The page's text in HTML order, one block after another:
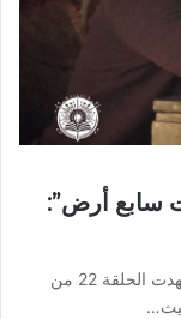
سابع أرض”:
المقدم فجر رحيل مؤثر وبصمة لا تنسى. بدايةً، شهدت الحلقة 22 من